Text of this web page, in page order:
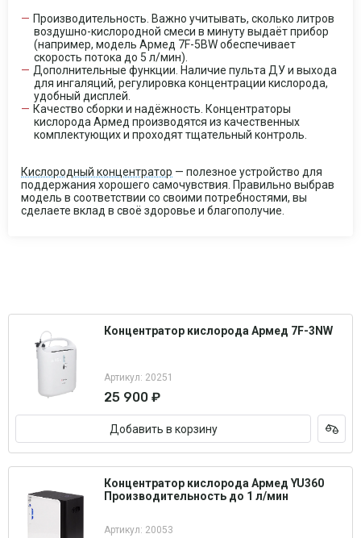
Производительность. Важно учитывать, сколько литров
воздушно-кислородной смеси в минуту выдаёт прибор
(например, модель Армед 7F-5BW обеспечивает
скорость потока до 5 л/мин).
Дополнительные функции. Наличие пульта ДУ и выхода
для ингаляций, регулировка концентрации кислорода,
удобный дисплей.
Качество сборки и надёжность. Концентраторы
кислорода Армед производятся из качественных
комплектующих и проходят тщательный контроль.
Кислородный концентратор — полезное устройство для
поддержания хорошего самочувствия. Правильно выбрав
модель в соответствии со своими потребностями, вы
сделаете вклад в своё здоровье и благополучие.
Концентратор кислорода Армед 7F-3NW
Артикул: 20251
25 900 ₽
Добавить в корзину
Концентратор кислорода Армед YU360
Производительность до 1 л/мин
Артикул: 20053